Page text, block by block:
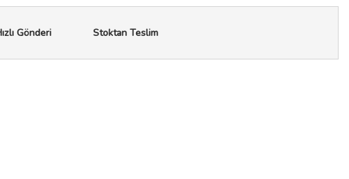
Gönderi Stoktan Teslim